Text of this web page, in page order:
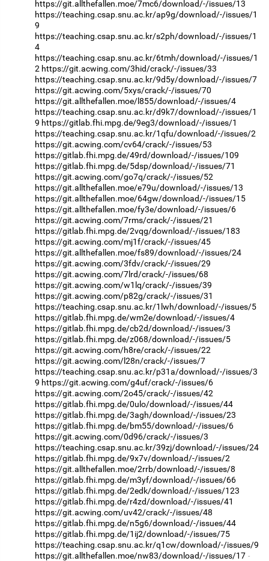
https://git.allthefallen.moe/7mc6/download/-/issues/13
https://teaching.csap.snu.ac.kr/ap9g/download/-/issues/1
9
https://teaching.csap.snu.ac.kr/s2ph/download/-/issues/1
4
https://teaching.csap.snu.ac.kr/6tmh/download/-/issues/1
2 https://git.acwing.com/3hid/crack/-/issues/33
https://teaching.csap.snu.ac.kr/9d5y/download/-/issues/7
https://git.acwing.com/5xys/crack/-/issues/70
https://git.allthefallen.moe/l855/download/-/issues/4
https://teaching.csap.snu.ac.kr/d9k7/download/-/issues/1
9 https://gitlab.fhi.mpg.de/9eg3/download/-/issues/1
https://teaching.csap.snu.ac.kr/1qfu/download/-/issues/2
https://git.acwing.com/cv64/crack/-/issues/53
https://gitlab.fhi.mpg.de/49rd/download/-/issues/109
https://gitlab.fhi.mpg.de/5dsp/download/-/issues/71
https://git.acwing.com/go7q/crack/-/issues/52
https://git.allthefallen.moe/e79u/download/-/issues/13
https://git.allthefallen.moe/64gw/download/-/issues/15
https://git.allthefallen.moe/fy3e/download/-/issues/6
https://git.acwing.com/7rms/crack/-/issues/21
https://gitlab.fhi.mpg.de/2vqg/download/-/issues/183
https://git.acwing.com/mj1f/crack/-/issues/45
https://git.allthefallen.moe/fs89/download/-/issues/24
https://git.acwing.com/3fdv/crack/-/issues/29
https://git.acwing.com/7lrd/crack/-/issues/68
https://git.acwing.com/w1lq/crack/-/issues/39
https://git.acwing.com/p82g/crack/-/issues/31
https://teaching.csap.snu.ac.kr/1lwh/download/-/issues/5
https://gitlab.fhi.mpg.de/wm2e/download/-/issues/4
https://gitlab.fhi.mpg.de/cb2d/download/-/issues/3
https://gitlab.fhi.mpg.de/z068/download/-/issues/5
https://git.acwing.com/h8re/crack/-/issues/22
https://git.acwing.com/l28n/crack/-/issues/7
https://teaching.csap.snu.ac.kr/p31a/download/-/issues/3
9 https://git.acwing.com/g4uf/crack/-/issues/6
https://git.acwing.com/2o45/crack/-/issues/42
https://gitlab.fhi.mpg.de/0ulo/download/-/issues/44
https://gitlab.fhi.mpg.de/3agh/download/-/issues/23
https://gitlab.fhi.mpg.de/bm55/download/-/issues/6
https://git.acwing.com/0d96/crack/-/issues/3
https://teaching.csap.snu.ac.kr/39zj/download/-/issues/24
https://gitlab.fhi.mpg.de/9x7v/download/-/issues/2
https://git.allthefallen.moe/2rrb/download/-/issues/8
https://gitlab.fhi.mpg.de/m3yf/download/-/issues/66
https://gitlab.fhi.mpg.de/2edk/download/-/issues/123
https://gitlab.fhi.mpg.de/r4zd/download/-/issues/41
https://git.acwing.com/uv42/crack/-/issues/48
https://gitlab.fhi.mpg.de/n5g6/download/-/issues/44
https://gitlab.fhi.mpg.de/1ij2/download/-/issues/75
https://teaching.csap.snu.ac.kr/q1cw/download/-/issues/9
https://git.allthefallen.moe/nw83/download/-/issues/17